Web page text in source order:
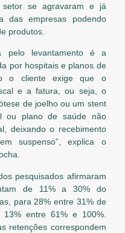
setor se agravaram e já
das empresas podendo
produtos.
pelo levantamento é a
por hospitais e planos de
o cliente exige que o
e a fatura, ou seja, o
de joelho ou um stent
ou plano de saúde não
deixando o recebimento
suspenso”, explica o
pesquisados afirmaram
de 11% a 30% do
para 28% entre 31% de
entre 61% e 100%.
retenções correspondem